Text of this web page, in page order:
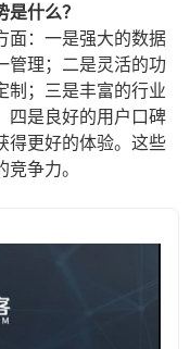
什么？
面：一是强大的数据
管理；二是灵活的功
制；三是丰富的行业
四是良好的用户口碑
得更好的体验。这些
争力。